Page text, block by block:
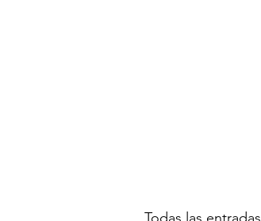
Todas las entradas